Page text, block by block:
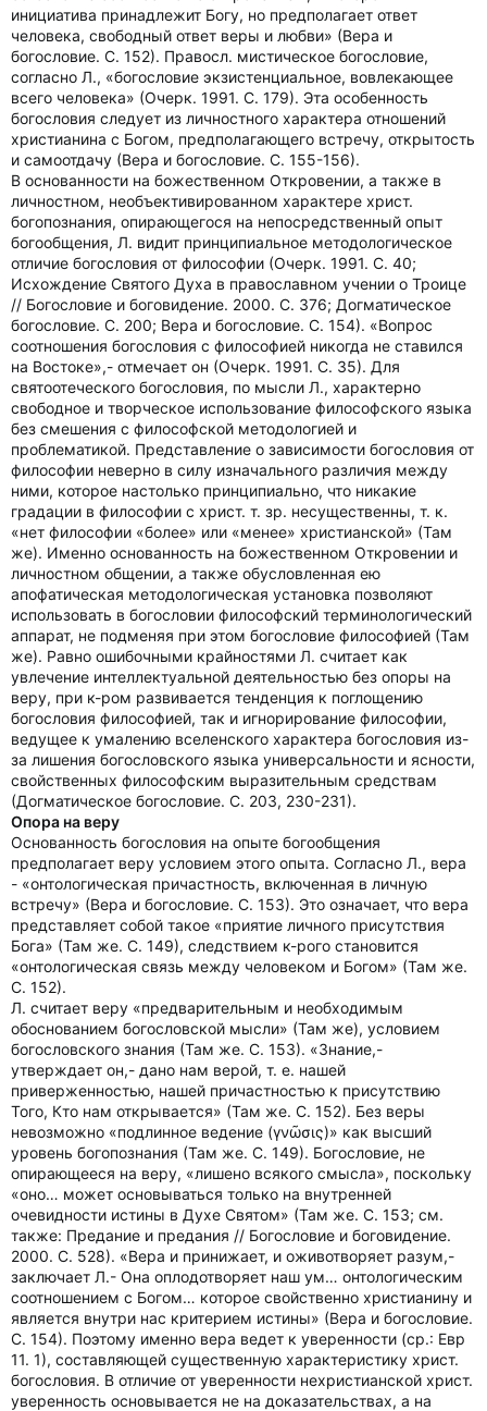
инициатива принадлежит Богу, но предполагает ответ
человека, свободный ответ веры и любви» (Вера и
богословие. С. 152). Правосл. мистическое богословие,
согласно Л., «богословие экзистенциальное, вовлекающее
всего человека» (Очерк. 1991. С. 179). Эта особенность
богословия следует из личностного характера отношений
христианина с Богом, предполагающего встречу, открытость
и самоотдачу (Вера и богословие. С. 155-156).
В основанности на божественном Откровении, а также в
личностном, необъективированном характере христ.
богопознания, опирающегося на непосредственный опыт
богообщения, Л. видит принципиальное методологическое
отличие богословия от философии (Очерк. 1991. С. 40;
Исхождение Святого Духа в православном учении о Троице
// Богословие и боговидение. 2000. С. 376; Догматическое
богословие. С. 200; Вера и богословие. С. 154). «Вопрос
соотношения богословия с философией никогда не ставился
на Востоке»,- отмечает он (Очерк. 1991. С. 35). Для
святоотеческого богословия, по мысли Л., характерно
свободное и творческое использование философского языка
без смешения с философской методологией и
проблематикой. Представление о зависимости богословия от
философии неверно в силу изначального различия между
ними, которое настолько принципиально, что никакие
градации в философии с христ. т. зр. несущественны, т. к.
«нет философии «более» или «менее» христианской» (Там
же). Именно основанность на божественном Откровении и
личностном общении, а также обусловленная ею
апофатическая методологическая установка позволяют
использовать в богословии философский терминологический
аппарат, не подменяя при этом богословие философией (Там
же). Равно ошибочными крайностями Л. считает как
увлечение интеллектуальной деятельностью без опоры на
веру, при к-ром развивается тенденция к поглощению
богословия философией, так и игнорирование философии,
ведущее к умалению вселенского характера богословия из-
за лишения богословского языка универсальности и ясности,
свойственных философским выразительным средствам
(Догматическое богословие. С. 203, 230-231).
Опора на веру
Основанность богословия на опыте богообщения
предполагает веру условием этого опыта. Согласно Л., вера
- «онтологическая причастность, включенная в личную
встречу» (Вера и богословие. С. 153). Это означает, что вера
представляет собой такое «приятие личного присутствия
Бога» (Там же. С. 149), следствием к-рого становится
«онтологическая связь между человеком и Богом» (Там же.
С. 152).
Л. считает веру «предварительным и необходимым
обоснованием богословской мысли» (Там же), условием
богословского знания (Там же. С. 153). «Знание,-
утверждает он,- дано нам верой, т. е. нашей
приверженностью, нашей причастностью к присутствию
Того, Кто нам открывается» (Там же. С. 152). Без веры
невозможно «подлинное ведение (γνῶσις)» как высший
уровень богопознания (Там же. С. 149). Богословие, не
опирающееся на веру, «лишено всякого смысла», поскольку
«оно… может основываться только на внутренней
очевидности истины в Духе Святом» (Там же. С. 153; см.
также: Предание и предания // Богословие и боговидение.
2000. С. 528). «Вера и принижает, и оживотворяет разум,-
заключает Л.- Она оплодотворяет наш ум… онтологическим
соотношением с Богом… которое свойственно христианину и
является внутри нас критерием истины» (Вера и богословие.
С. 154). Поэтому именно вера ведет к уверенности (ср.: Евр
11. 1), составляющей существенную характеристику христ.
богословия. В отличие от уверенности нехристианской христ.
уверенность основывается не на доказательствах, а на